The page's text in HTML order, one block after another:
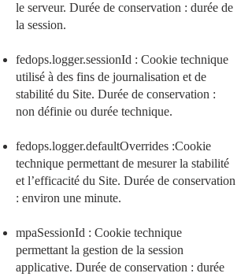
le serveur. Durée de conservation : durée de
la session.
fedops.logger.sessionId : Cookie technique
utilisé à des fins de journalisation et de
stabilité du Site. Durée de conservation :
non définie ou durée technique.
fedops.logger.defaultOverrides :Cookie
technique permettant de mesurer la stabilité
et l’efficacité du Site. Durée de conservation
: environ une minute.
mpaSessionId : Cookie technique
permettant la gestion de la session
applicative. Durée de conservation : durée